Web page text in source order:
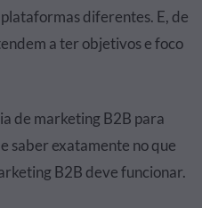
diferentes. E, de
a ter objetivos e foco
de marketing B2B para
saber exatamente no que
B2B deve funcionar.